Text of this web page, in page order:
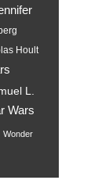
Hoult
L.
Wars
Wonder